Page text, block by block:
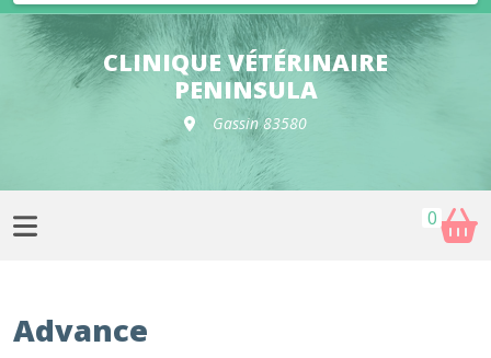
Retour gratuit en clinique
Sélection de croquettes vétérinaire
CLINIQUE VÉTÉRINAIRE
PENINSULA
Gassin 83580
0
Advance